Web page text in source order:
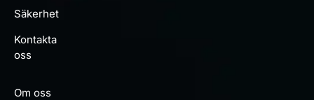
Säkerhet
Kontakta
oss
Om oss